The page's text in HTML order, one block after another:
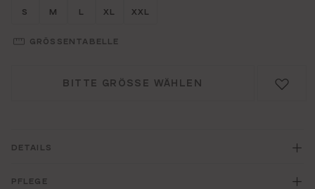
Größe wählen
S Größe wählen
M Größe wählen
L Größe wählen
XL Größe wählen
XXL
GRÖSSENTABELLE
BITTE GRÖSSE WÄHLEN
DETAILS
PFLEGE